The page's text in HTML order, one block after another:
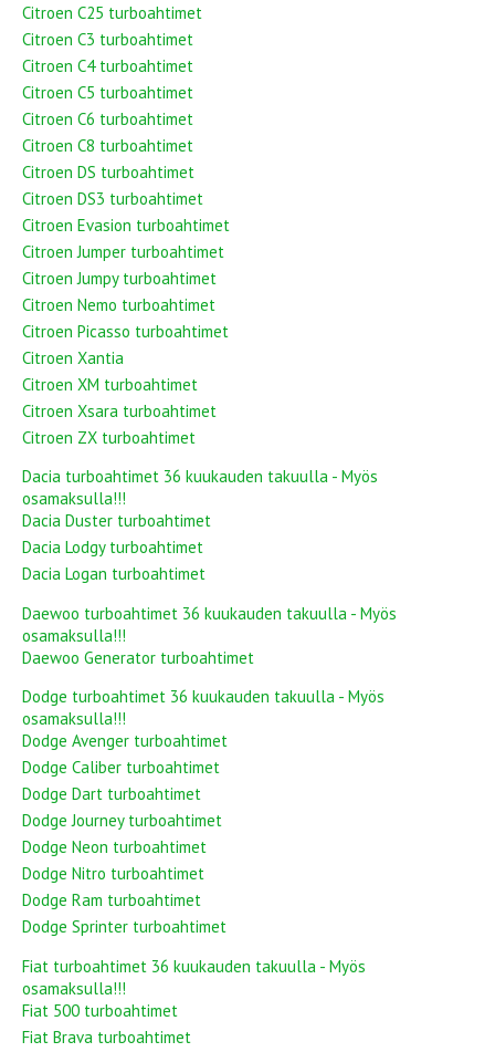
Citroen C25 turboahtimet
Citroen C3 turboahtimet
Citroen C4 turboahtimet
Citroen C5 turboahtimet
Citroen C6 turboahtimet
Citroen C8 turboahtimet
Citroen DS turboahtimet
Citroen DS3 turboahtimet
Citroen Evasion turboahtimet
Citroen Jumper turboahtimet
Citroen Jumpy turboahtimet
Citroen Nemo turboahtimet
Citroen Picasso turboahtimet
Citroen Xantia
Citroen XM turboahtimet
Citroen Xsara turboahtimet
Citroen ZX turboahtimet
Dacia turboahtimet 36 kuukauden takuulla - Myös
osamaksulla!!!
Dacia Duster turboahtimet
Dacia Lodgy turboahtimet
Dacia Logan turboahtimet
Daewoo turboahtimet 36 kuukauden takuulla - Myös
osamaksulla!!!
Daewoo Generator turboahtimet
Dodge turboahtimet 36 kuukauden takuulla - Myös
osamaksulla!!!
Dodge Avenger turboahtimet
Dodge Caliber turboahtimet
Dodge Dart turboahtimet
Dodge Journey turboahtimet
Dodge Neon turboahtimet
Dodge Nitro turboahtimet
Dodge Ram turboahtimet
Dodge Sprinter turboahtimet
Fiat turboahtimet 36 kuukauden takuulla - Myös
osamaksulla!!!
Fiat 500 turboahtimet
Fiat Brava turboahtimet